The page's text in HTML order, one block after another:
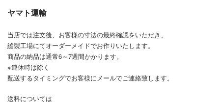
ヤマト運輸
当店では注文後、お客様の寸法の最終確認をいただき、
縫製工場にてオーダーメイドでお作りいたします。
商品の納品は通常6～7週間かかります。
※連休時は除く
配送するタイミングでお客様にメールでご連絡致します。
送料については